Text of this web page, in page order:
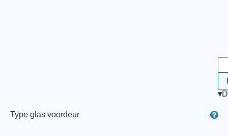
Type glas voordeur
▾